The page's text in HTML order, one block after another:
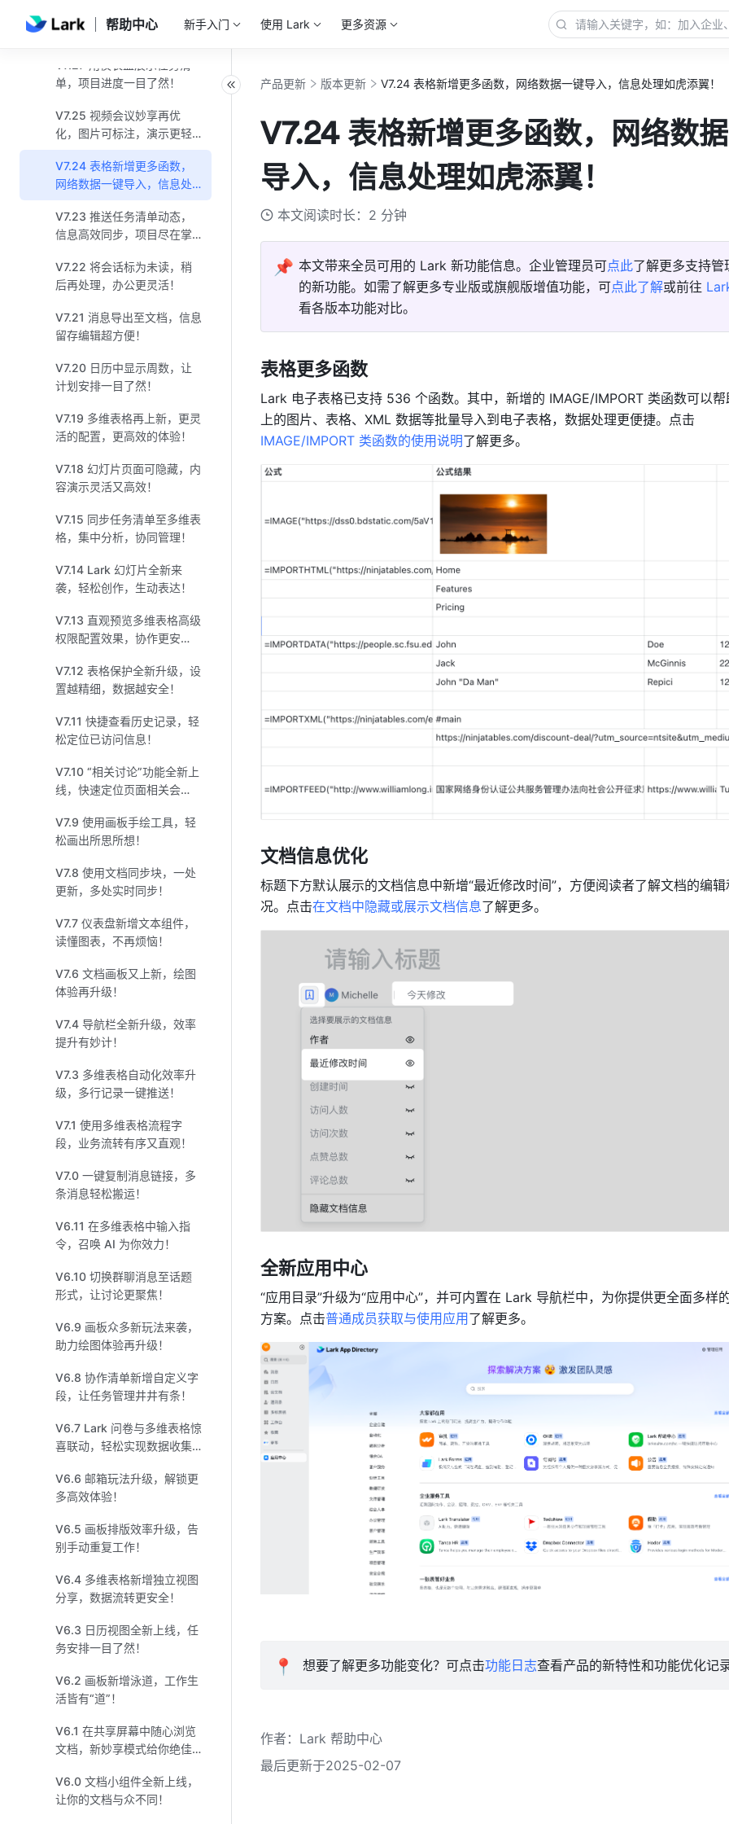
帮助中心 新手入门 使用 Lark 更多资源
V7.29 文档修订模式全新上
线，灵活校对，轻松协作！
单，项目进度一目了然！
V7.25 视频会议妙享再优
化，图片可标注，演示更轻
松！
V7.24 表格新增更多函数，
网络数据一键导入，信息处
理如虎添翼！
V7.23 推送任务清单动态，
信息高效同步，项目尽在掌
V7.22 将会话标为未读，稍
后再处理，办公更灵活！
V7.21 消息导出至文档，信息
留存编辑超方便！
V7.20 日历中显示周数，让
计划安排一目了然！
V7.19 多维表格再上新，更灵
活的配置，更高效的体验！
V7.18 幻灯片页面可隐藏，内
容演示灵活又高效！
V7.15 同步任务清单至多维表
格，集中分析，协同管理！
V7.14 Lark 幻灯片全新来
袭，轻松创作，生动表达！
V7.13 直观预览多维表格高级
权限配置效果，协作更安
V7.12 表格保护全新升级，设
置越精细，数据越安全！
V7.11 快捷查看历史记录，轻
松定位已访问信息！
V7.10 “相关讨论”功能全新上
线，快速定位页面相关会
V7.9 使用画板手绘工具，轻
松画出所思所想！
V7.8 使用文档同步块，一处
更新，多处实时同步！
V7.7 仪表盘新增文本组件，
读懂图表，不再烦恼！
V7.6 文档画板又上新，绘图
体验再升级！
V7.4 导航栏全新升级，效率
提升有妙计！
V7.3 多维表格自动化效率升
级，多行记录一键推送！
V7.1 使用多维表格流程字
段，业务流转有序又直观！
V7.0 一键复制消息链接，多
条消息轻松搬运！
V6.11 在多维表格中输入指
令，召唤 AI 为你效力！
V6.10 切换群聊消息至话题
形式，让讨论更聚焦！
V6.9 画板众多新玩法来袭，
助力绘图体验再升级！
V6.8 协作清单新增自定义字
段，让任务管理井井有条！
V6.7 Lark 问卷与多维表格惊
喜联动，轻松实现数据收集
V6.6 邮箱玩法升级，解锁更
多高效体验！
V6.5 画板排版效率升级，告
别手动重复工作！
V6.4 多维表格新增独立视图
分享，数据流转更安全！
V6.3 日历视图全新上线，任
务安排一目了然！
V6.2 画板新增泳道，工作生
活皆有“道”！
V6.1 在共享屏幕中随心浏览
文档，新妙享模式给你绝佳
V6.0 文档小组件全新上线，
让你的文档与众不同！
产品更新 版本更新 V7.24 表格新增更多函数，网络数据一键导入，信息处理如虎添翼！
V7.24 表格新增更多函数，网络数
导入，信息处理如虎添翼！
本文阅读时长：2 分钟
📌 本文带来全员可用的 Lark 新功能信息。企业管理员可点此了解更多支持管
的新功能。如需了解更多专业版或旗舰版增值功能，可点此了解或前往
看各版本功能对比。
表格更多函数
Lark 电子表格已支持 536 个函数。其中，新增的 IMAGE/IMPORT 类函数可以
IMAGE/IMPORT 类函数的使用说明了解更多。
文档信息优化
标题下方默认展示的文档信息中新增“最近修改时间”，方便阅读者了解文档的编
况。点击在文档中隐藏或展示文档信息了解更多。
全新应用中心
“应用目录”升级为“应用中心”，并可内置在 Lark 导航栏中，为你提供更全面多样
方案。点击普通成员获取与使用应用了解更多。
📍 想要了解更多功能变化？可点击功能日志查看产品的新特性和功能优化记
作者 ： Lark 帮助中心
最后更新于2025-02-07